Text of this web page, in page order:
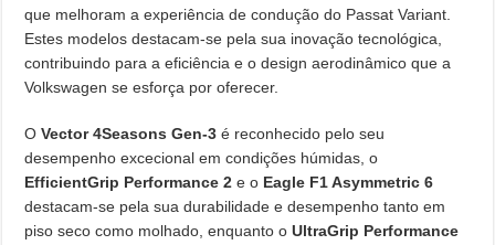
que melhoram a experiência de condução do Passat Variant.
Estes modelos destacam-se pela sua inovação tecnológica,
contribuindo para a eficiência e o design aerodinâmico que a
Volkswagen se esforça por oferecer.
OVector 4Seasons Gen-3 é reconhecido pelo seu
desempenho excecional em condições húmidas, o
EfficientGrip Performance 2 e o Eagle F1 Asymmetric 6
destacam-se pela sua durabilidade e desempenho tanto em
piso seco como molhado, enquanto oUltraGrip Performance